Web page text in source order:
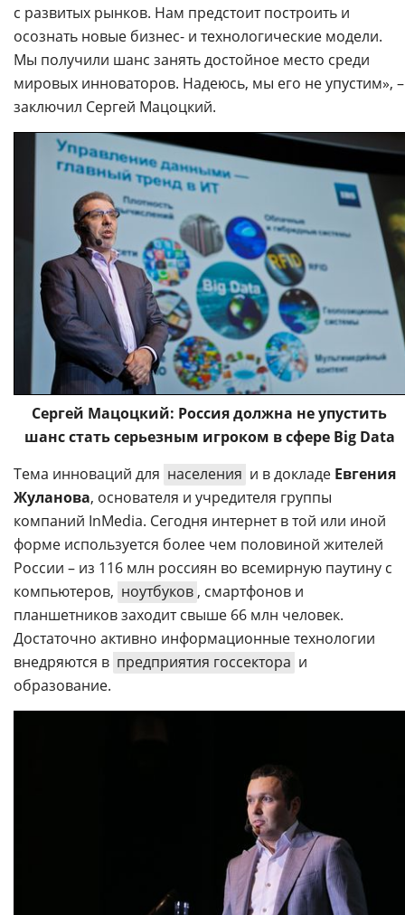
с развитых рынков. Нам предстоит построить и
осознать новые бизнес- и технологические модели.
Мы получили шанс занять достойное место среди
мировых инноваторов. Надеюсь, мы его не упустим», –
заключил Сергей Мацоцкий.
Сергей Мацоцкий: Россия должна не упустить
шанс стать серьезным игроком в сфере Big Data
Тема инноваций для населения и в докладе Евгения
Жуланова, основателя и учредителя группы
компаний InMedia. Сегодня интернет в той или иной
форме используется более чем половиной жителей
России – из 116 млн россиян во всемирную паутину с
компьютеров, ноутбуков , смартфонов и
планшетников заходит свыше 66 млн человек.
Достаточно активно информационные технологии
внедряются в предприятия госсектора и
образование.